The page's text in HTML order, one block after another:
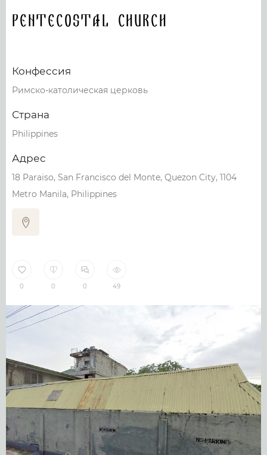
Pentecostal Church
Конфессия
Римско-католическая церковь
Страна
Philippines
Адрес
18 Paraiso, San Francisco del Monte, Quezon City, 1104
Metro Manila, Philippines
0 0 0 49